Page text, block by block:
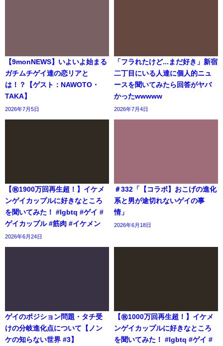
【9monNEWS】いよいよ始まる
ガチムチゲイ達の恋リアと
は！？【ゲスト：NAWOTO・
TAKA】
2026年7月5日
「フラれたけど...まだ好き」新宿
二丁目にいる人達に個人的ニュ
ースを聞いてみたら回答がヤバ
かったwwwww
2026年7月4日
【㊗️1900万回再生超！】イケメ
ンゲイカップルに好きなところ
を聞いてみた！ #lgbtq #ゲイ #
ゲイカップル #筋肉 #イケメン
2026年6月24日
＃332「【コラボ】おこげの進化
系と男が途切れないゲイの事
情」
2026年6月18日
ゲイのポジション問題・タチ受
けの分岐進化点について【ノン
ケの知らない世界 #3】
【㊗️1000万回再生超！】イケメ
ンゲイカップルに好きなところ
を聞いてみた！ #lgbtq #ゲイ #